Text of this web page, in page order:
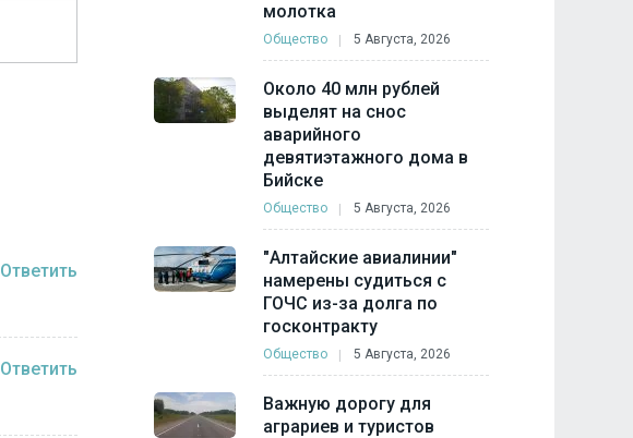
Ответить
Ответить
молотка
Общество 5 Августа, 2026
Около 40 млн рублей
выделят на снос
аварийного
девятиэтажного дома в
Бийске
Общество 5 Августа, 2026
"Алтайские авиалинии"
намерены судиться с
ГОЧС из-за долга по
госконтракту
Общество 5 Августа, 2026
Важную дорогу для
аграриев и туристов